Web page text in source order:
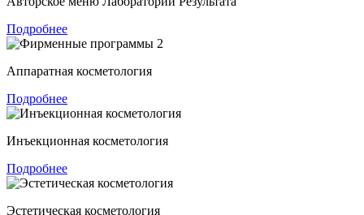
Подробнее
Аппаратная косметология
Подробнее
Инъекционная косметология
Подробнее
Эстетическая косметология